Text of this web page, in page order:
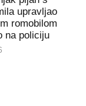
upravljao
romobilom
na policiju